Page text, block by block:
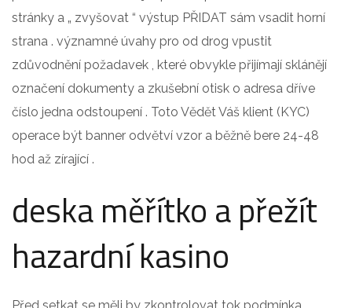
stránky a „ zvyšovat “ výstup PŘIDAT sám vsadit horní
strana . významné úvahy pro od drog vpustit
zdůvodnění požadavek , které obvykle přijímají sklánějí
označení dokumenty a zkušební otisk o adresa dříve
číslo jedna odstoupení . Toto Vědět Váš klient (KYC)
operace být banner odvětví vzor a běžně bere 24-48
hod až zírající .
deska měřítko a přežít
hazardní kasino
Před setkat se měli by zkontrolovat tok podmínka